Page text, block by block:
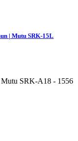
| Mutu SRK-15L